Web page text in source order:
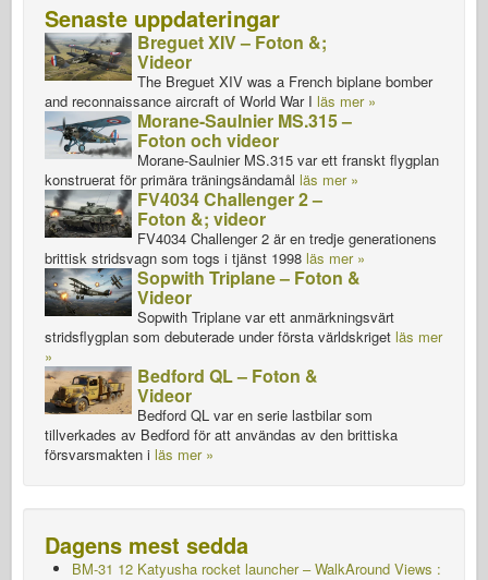
Senaste uppdateringar
Breguet XIV – Foton &;
Videor
The Breguet XIV was a French biplane bomber
and reconnaissance aircraft of World War I läs mer »
Morane-Saulnier MS.315 –
Foton och videor
Morane-Saulnier MS.315 var ett franskt flygplan
konstruerat för primära träningsändamål läs mer »
FV4034 Challenger 2 –
Foton &; videor
FV4034 Challenger 2 är en tredje generationens
brittisk stridsvagn som togs i tjänst 1998 läs mer »
Sopwith Triplane – Foton &
Videor
Sopwith Triplane var ett anmärkningsvärt
stridsflygplan som debuterade under första världskriget läs mer
»
Bedford QL – Foton &
Videor
Bedford QL var en serie lastbilar som
tillverkades av Bedford för att användas av den brittiska
försvarsmakten i läs mer »
Dagens mest sedda
BM-31 12 Katyusha rocket launcher – WalkAround Views :